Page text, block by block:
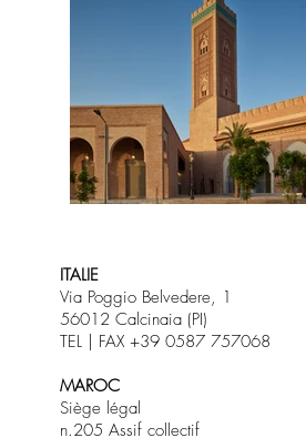
ITALIE
Via Poggio Belvedere, 1
56012 Calcinaia (PI)
TEL | FAX +39 0587 757068
MAROC
Siège légal
n.205 Assif collectif